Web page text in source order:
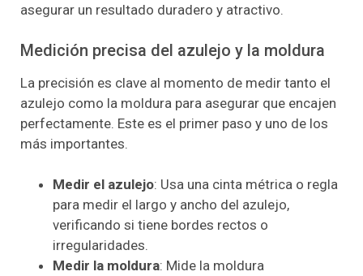
asegurar un resultado duradero y atractivo.
Medición precisa del azulejo y la moldura
La precisión es clave al momento de medir tanto el
azulejo como la moldura para asegurar que encajen
perfectamente. Este es el primer paso y uno de los
más importantes.
Medir el azulejo: Usa una cinta métrica o regla
para medir el largo y ancho del azulejo,
verificando si tiene bordes rectos o
irregularidades.
Medir la moldura: Mide la moldura